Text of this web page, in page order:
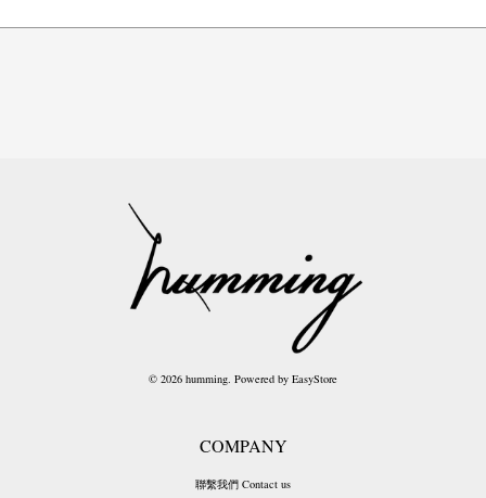
© 2026 humming. Powered by EasyStore
COMPANY
聯繫我們 Contact us